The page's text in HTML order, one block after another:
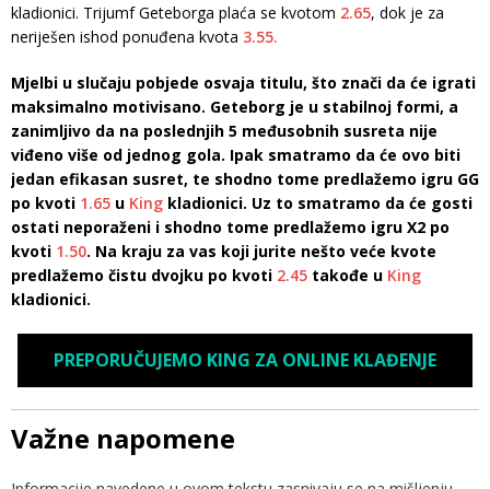
kladionici. Trijumf Geteborga plaća se kvotom 2.65, dok je za
neriješen ishod ponuđena kvota 3.55.
Mjelbi u slučaju pobjede osvaja titulu, što znači da će igrati
maksimalno motivisano. Geteborg je u stabilnoj formi, a
zanimljivo da na poslednjih 5 međusobnih susreta nije
viđeno više od jednog gola. Ipak smatramo da će ovo biti
jedan efikasan susret, te shodno tome predlažemo igru GG
po kvoti 1.65 u King kladionici. Uz to smatramo da će gosti
ostati neporaženi i shodno tome predlažemo igru X2 po
kvoti 1.50. Na kraju za vas koji jurite nešto veće kvote
predlažemo čistu dvojku po kvoti 2.45 takođe u King
kladionici.
PREPORUČUJEMO KING ZA ONLINE KLAĐENJE
Važne napomene